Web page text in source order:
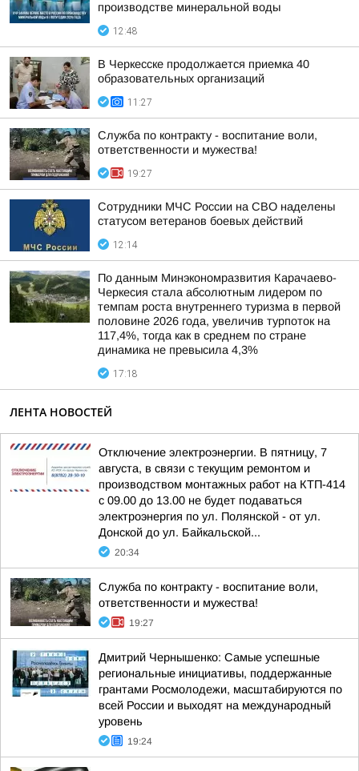
производстве минеральной воды
12:48
В Черкесске продолжается приемка 40
образовательных организаций
11:27
Служба по контракту - воспитание воли,
ответственности и мужества!
19:27
Сотрудники МЧС России на СВО наделены
статусом ветеранов боевых действий
12:14
По данным Минэкономразвития Карачаево-
Черкесия стала абсолютным лидером по
темпам роста внутреннего туризма в первой
половине 2026 года, увеличив турпоток на
117,4%, тогда как в среднем по стране
динамика не превысила 4,3%
17:18
ЛЕНТА НОВОСТЕЙ
Отключение электроэнергии. В пятницу, 7
августа, в связи с текущим ремонтом и
производством монтажных работ на КТП-414
с 09.00 до 13.00 не будет подаваться
электроэнергия по ул. Полянской - от ул.
Донской до ул. Байкальской...
20:34
Служба по контракту - воспитание воли,
ответственности и мужества!
19:27
Дмитрий Чернышенко: Самые успешные
региональные инициативы, поддержанные
грантами Росмолодежи, масштабируются по
всей России и выходят на международный
уровень
19:24